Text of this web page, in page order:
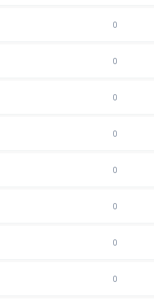
0
0
0
0
0
0
0
0